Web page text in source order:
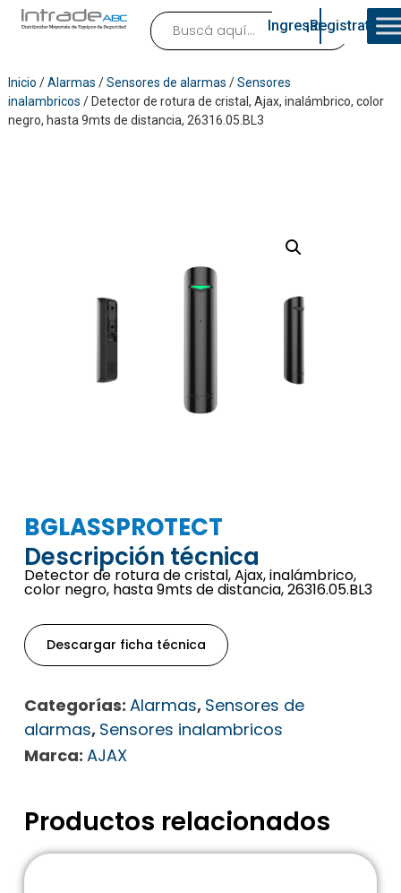
Ingresar¡Registrate!
Inicio /Alarmas /Sensores de alarmas /Sensores
inalambricos / Detector de rotura de cristal, Ajax, inalámbrico, color
negro, hasta 9mts de distancia, 26316.05.BL3
BGLASSPROTECT
Descripción técnica
Detector de rotura de cristal, Ajax, inalámbrico,
color negro, hasta 9mts de distancia, 26316.05.BL3
Descargar ficha técnica
Categorías: Alarmas, Sensores de
alarmas, Sensores inalambricos
Marca: AJAX
Productos relacionados